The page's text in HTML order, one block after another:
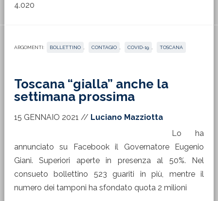
4.020
ARGOMENTI: BOLLETTINO CONTAGIO COVID-19 TOSCANA
Toscana “gialla” anche la
settimana prossima
15 GENNAIO 2021 // Luciano Mazziotta
Lo ha
annunciato su Facebook il Governatore Eugenio
Giani. Superiori aperte in presenza al 50%. Nel
consueto bollettino 523 guariti in più, mentre il
numero dei tamponi ha sfondato quota 2 milioni